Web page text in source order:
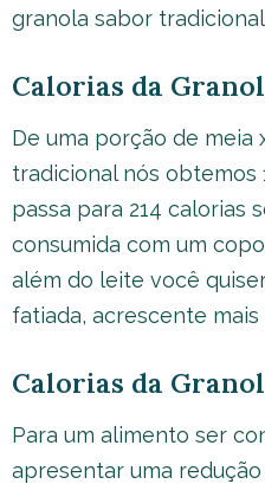
granola sabor
Calorias da
De uma porção de meia
tradicional nós obtemos
passa para 214 calorias
consumida com um
além do leite você
fatiada, acrescente mais
Calorias da
Para um alimento ser
apresentar uma